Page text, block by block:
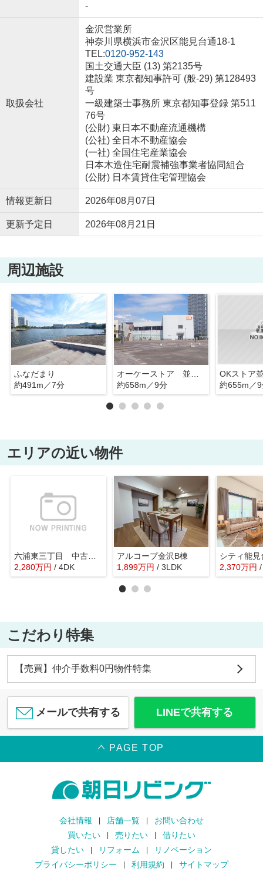
-
取扱会社
金沢営業所
神奈川県横浜市金沢区能見台通18-1
TEL:0120-952-143
国土交通大臣 (13) 第2135号
建設業 東京都知事許可 (般-29) 第128493
号
一級建築士事務所 東京都知事登録 第511
76号
(公財) 東日本不動産流通機構
(公社) 全日本不動産協会
(一社) 全国住宅産業協会
日本木造住宅耐震補強事業者協同組合
(公財) 日本賃貸住宅管理協会
情報更新日 2026年08月07日
更新予定日 2026年08月21日
周辺施設
ふなだまり
約491m／7分
約658m／9分
OKストア
約655m／
エリアの近い物件
六浦東三丁目 中古戸建
2,280万円 / 4DK
アルコープ金沢B棟
1,899万円 / 3LDK 2,370万円
こだわり特集
【売買】仲介手数料0円物件特集
メールで共有する LINEで共有する
PAGE TOP
会社情報 店舗一覧
お問い合わせ
買いたい
売りたい
借りたい
貸したい
リフォーム
リノベーション
プライバシーポリシー
利用規約 サイトマップ